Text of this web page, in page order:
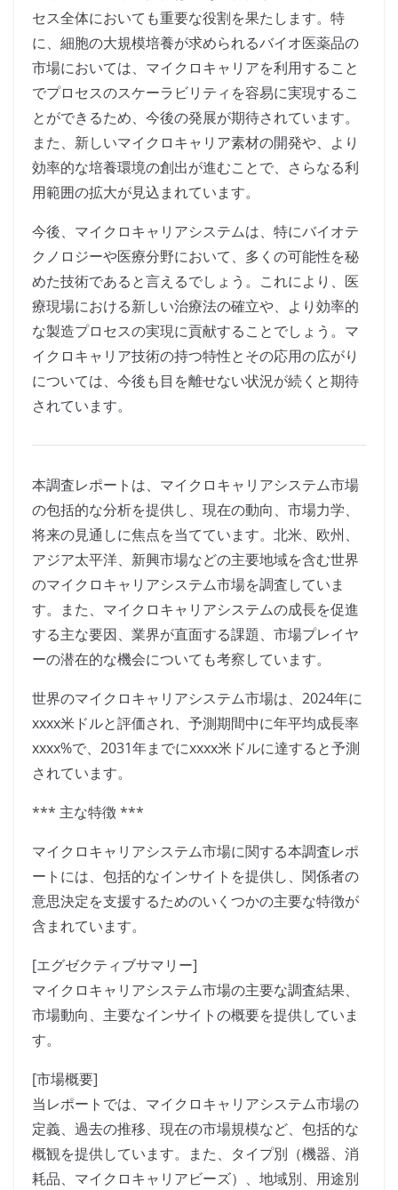
セス全体においても重要な役割を果たします。特
に、細胞の大規模培養が求められるバイオ医薬品の
市場においては、マイクロキャリアを利用すること
でプロセスのスケーラビリティを容易に実現するこ
とができるため、今後の発展が期待されています。
また、新しいマイクロキャリア素材の開発や、より
効率的な培養環境の創出が進むことで、さらなる利
用範囲の拡大が見込まれています。
今後、マイクロキャリアシステムは、特にバイオテ
クノロジーや医療分野において、多くの可能性を秘
めた技術であると言えるでしょう。これにより、医
療現場における新しい治療法の確立や、より効率的
な製造プロセスの実現に貢献することでしょう。マ
イクロキャリア技術の持つ特性とその応用の広がり
については、今後も目を離せない状況が続くと期待
されています。
本調査レポートは、マイクロキャリアシステム市場
の包括的な分析を提供し、現在の動向、市場力学、
将来の見通しに焦点を当てています。北米、欧州、
アジア太平洋、新興市場などの主要地域を含む世界
のマイクロキャリアシステム市場を調査していま
す。また、マイクロキャリアシステムの成長を促進
する主な要因、業界が直面する課題、市場プレイヤ
ーの潜在的な機会についても考察しています。
世界のマイクロキャリアシステム市場は、2024年に
xxxx米ドルと評価され、予測期間中に年平均成長率
xxxx%で、2031年までにxxxx米ドルに達すると予測
されています。
*** 主な特徴 ***
マイクロキャリアシステム市場に関する本調査レポ
ートには、包括的なインサイトを提供し、関係者の
意思決定を支援するためのいくつかの主要な特徴が
含まれています。
[エグゼクティブサマリー]
マイクロキャリアシステム市場の主要な調査結果、
市場動向、主要なインサイトの概要を提供していま
す。
[市場概要]
当レポートでは、マイクロキャリアシステム市場の
定義、過去の推移、現在の市場規模など、包括的な
概観を提供しています。また、タイプ別（機器、消
耗品、マイクロキャリアビーズ）、地域別、用途別